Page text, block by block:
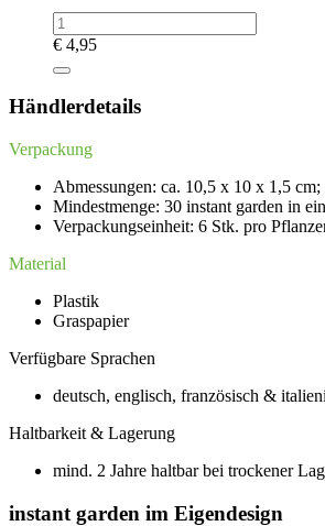
€ 4,95
Händlerdetails
Verpackung
Abmessungen: ca. 10,5 x 10 x 1,5 cm;
Mindestmenge: 30 instant garden in
Verpackungseinheit: 6 Stk. pro
Material
Plastik
Graspapier
Verfügbare Sprachen
deutsch, englisch, französisch &
Haltbarkeit & Lagerung
mind. 2 Jahre haltbar bei trockener
instant garden im Eigendesign